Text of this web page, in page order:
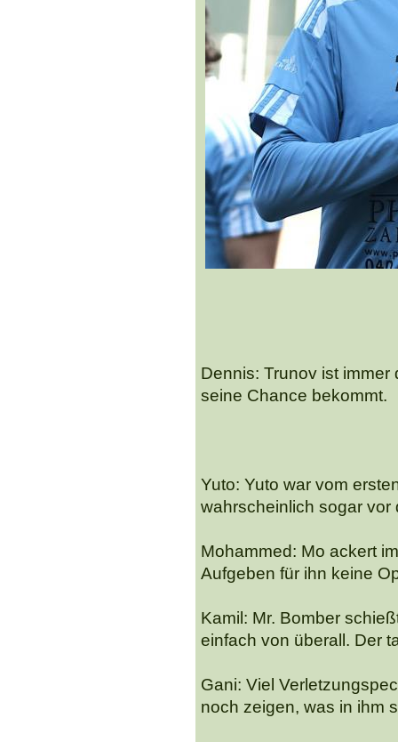
Dennis: Trunov ist
seine Chance bekommt.
Yuto: Yuto war vom
wahrscheinlich sogar vor
Mohammed: Mo ackert
Aufgeben für ihn keine
Kamil: Mr. Bomber
einfach von überall. Der
Gani: Viel
noch zeigen, was in ihm